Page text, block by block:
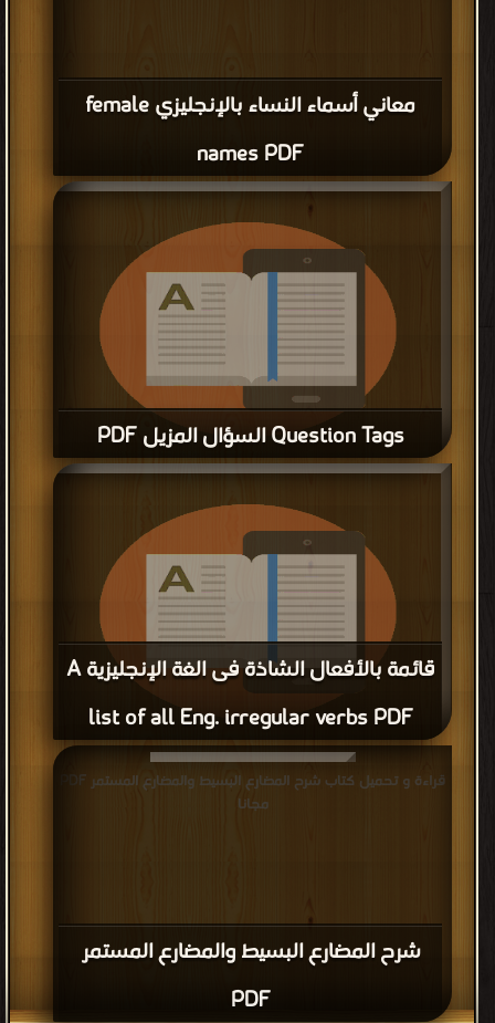
معاني أسماء النساء بالإنجليزي female
names PDF
Question Tags السؤال المزيل PDF
قراءة و تحميل كتاب Question Tags السؤال المزيل PDF مجانا
قائمة بالأفعال الشاذة فى الغة الإنجليزية A
list of all Eng. irregular verbs PDF
list of all Eng. irregular verbs PDF مجانا
شرح المضارع البسيط والمضارع المستمر
PDF
قراءة و تحميل كتاب شرح المضارع البسيط والمضارع المستمر PDF
مجانا